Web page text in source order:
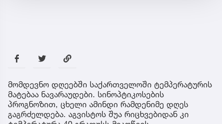
მომდევნო დღეებში საქართველოში ტემპერატურის
მატებაა ნავარაუდები. სინოპტიკოსების
პროგნოზით, ცხელი ამინდი რამდენიმე დღეს
გაგრძელდება. აგვისტოს შუა რიცხვებიდან კი